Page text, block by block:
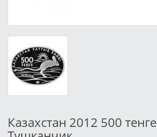
Казахстан 2012 500 тенге